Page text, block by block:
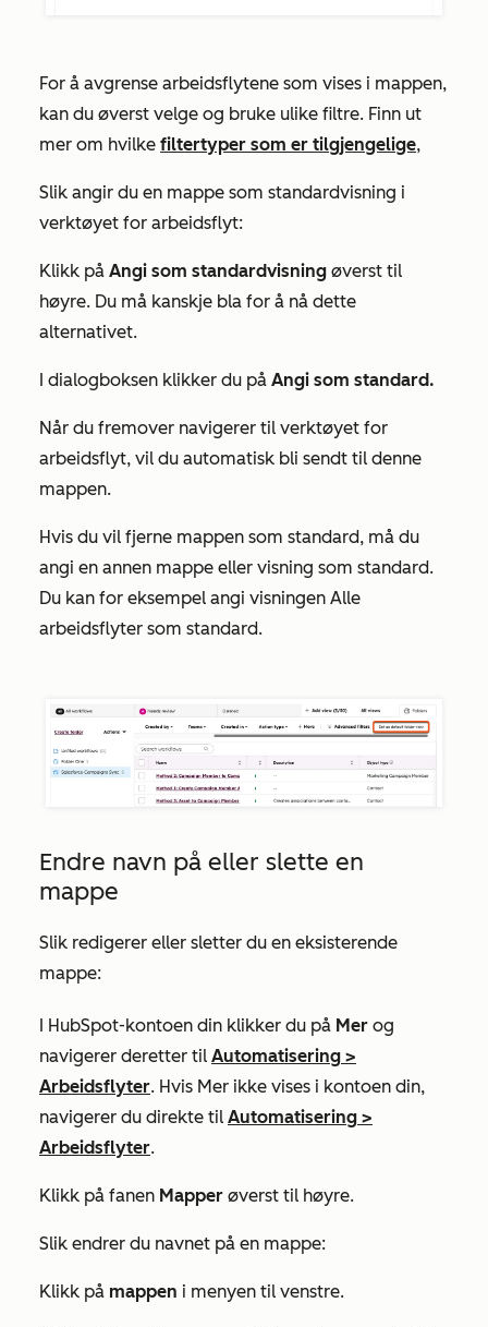
For å avgrense arbeidsflytene som vises i mappen,
kan du øverst velge og bruke ulike filtre. Finn ut
mer om hvilke filtertyper som er tilgjengelige,
Slik angir du en mappe som standardvisning i
verktøyet for arbeidsflyt:
Klikk på Angi som standardvisning øverst til
høyre. Du må kanskje bla for å nå dette
alternativet.
I dialogboksen klikker du på Angi som standard.
Når du fremover navigerer til verktøyet for
arbeidsflyt, vil du automatisk bli sendt til denne
mappen.
Hvis du vil fjerne mappen som standard, må du
angi en annen mappe eller visning som standard.
Du kan for eksempel angi visningen Alle
arbeidsflyter som standard.
Endre navn på eller slette en
mappe
Slik redigerer eller sletter du en eksisterende
mappe:
I HubSpot-kontoen din klikker du på Mer og
navigerer deretter til Automatisering >
Arbeidsflyter. Hvis Mer ikke vises i kontoen din,
navigerer du direkte til Automatisering >
Arbeidsflyter.
Klikk på fanen Mapper øverst til høyre.
Slik endrer du navnet på en mappe:
Klikk på mappen i menyen til venstre.